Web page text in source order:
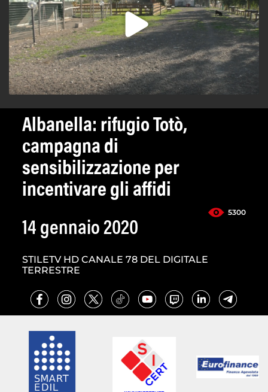
Albanella: rifugio Totò,
campagna di
sensibilizzazione per
incentivare gli affidi
5300
14 gennaio 2020
STILETV HD CANALE 78 DEL DIGITALE
TERRESTRE